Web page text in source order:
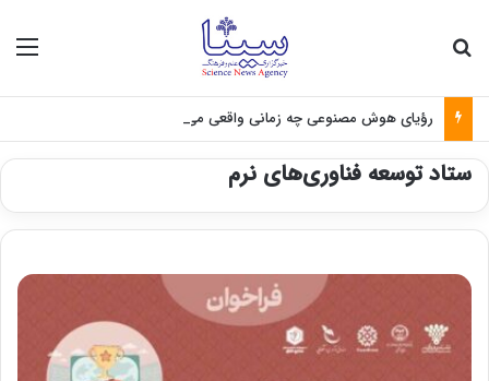
رؤیای هوش مصنوعی چه زمانی واقعی می‌شود؟
ستاد توسعه فناوری‌های نرم